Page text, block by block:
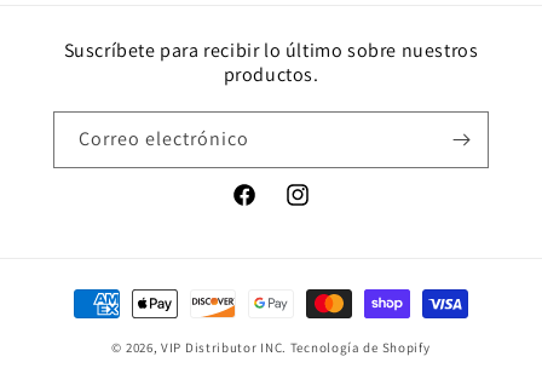
Suscríbete para recibir lo último sobre nuestros
productos.
Correo electrónico
FacebookInstagram
Formas
de
© 2026,VIP Distributor INC. Tecnología de Shopify